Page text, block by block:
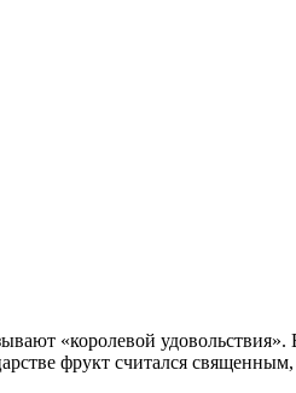
«королевой
фрукт считался